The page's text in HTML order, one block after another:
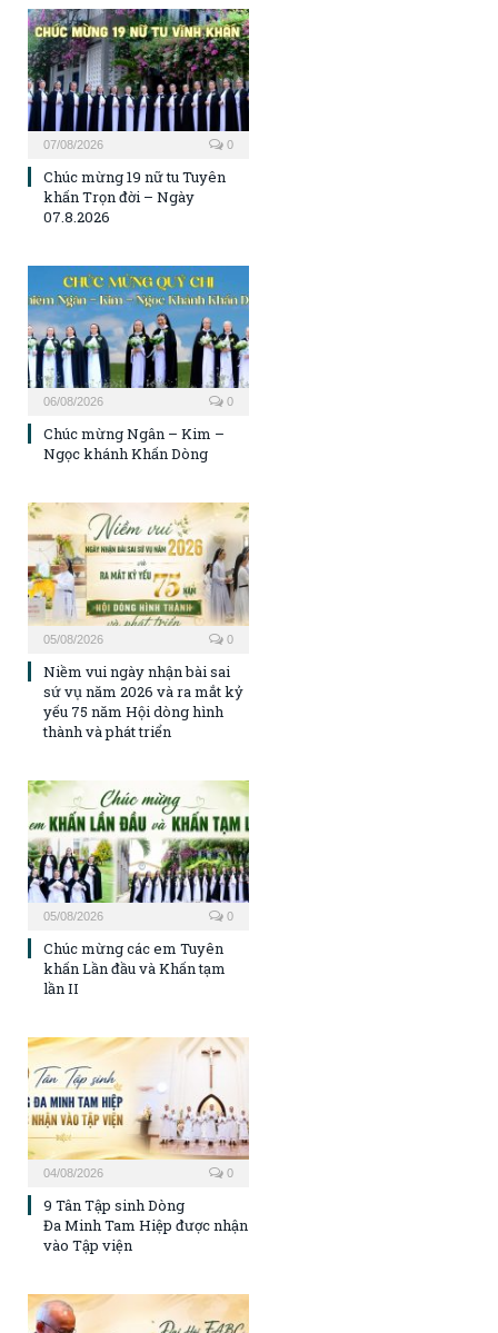
07/08/2026 0
Chúc mừng 19 nữ tu Tuyên
khấn Trọn đời – Ngày
07.8.2026
06/08/2026 0
Chúc mừng Ngân – Kim –
Ngọc khánh Khấn Dòng
05/08/2026 0
Niềm vui ngày nhận bài sai
sứ vụ năm 2026 và ra mắt kỷ
yếu 75 năm Hội dòng hình
thành và phát triển
05/08/2026 0
Chúc mừng các em Tuyên
khấn Lần đầu và Khấn tạm
lần II
04/08/2026 0
9 Tân Tập sinh Dòng
Đa Minh Tam Hiệp được nhận
vào Tập viện